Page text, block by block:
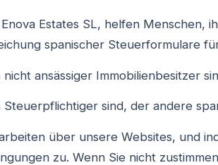
Estates SL, helfen Menschen,
spanischer Steuerformulare
nicht ansässiger Immobilienbesitzer
Steuerpflichtiger sind, der andere
über unsere Websites, und
zu. Wenn Sie nicht